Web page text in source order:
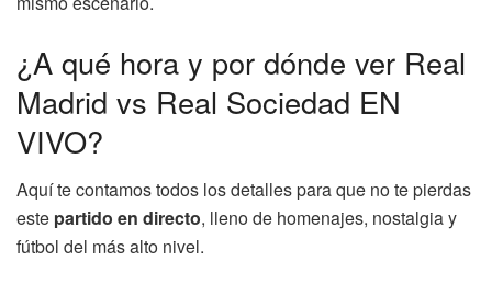
¿A qué hora y por dónde ver Real
Madrid vs Real Sociedad EN
VIVO?
Aquí te contamos todos los detalles para que no te pierdas
este partido en directo, lleno de homenajes, nostalgia y
fútbol del más alto nivel.